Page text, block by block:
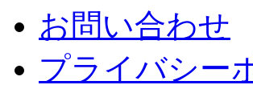
お問い合わせ
プライバシー